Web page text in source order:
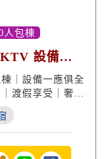
人包棟
設備一
｜設備一應俱全
渡假享受｜奢華